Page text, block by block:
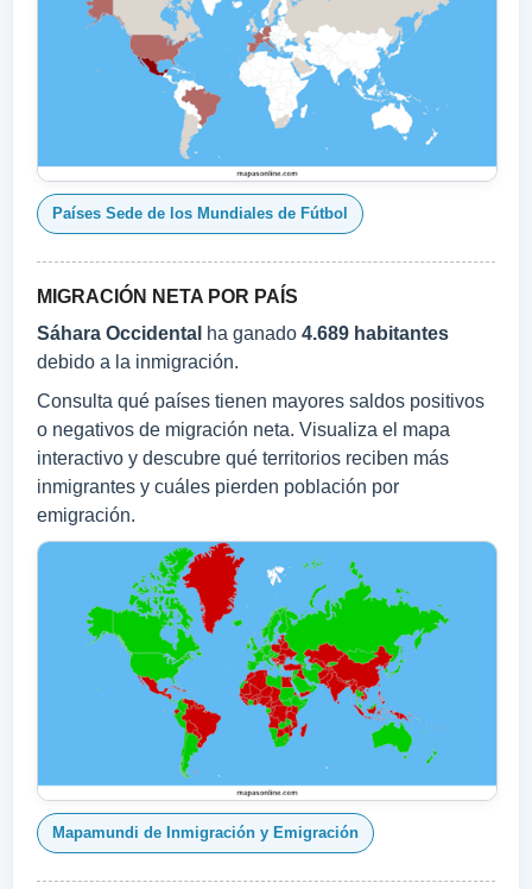
Países Sede de los Mundiales de Fútbol
MIGRACIÓN NETA POR PAÍS
Sáhara Occidental ha ganado 4.689 habitantes
debido a la inmigración.
Consulta qué países tienen mayores saldos positivos
o negativos de migración neta. Visualiza el mapa
interactivo y descubre qué territorios reciben más
inmigrantes y cuáles pierden población por
emigración.
Mapamundi de Inmigración y Emigración